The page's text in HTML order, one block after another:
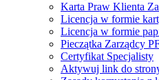
Karta Praw Klienta
Licencja w formie
Licencja w formie
Pieczątka Zarządcy
Certyfikat Specjalisty
Aktywuj link do